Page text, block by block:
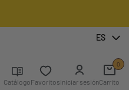
ES
CatálogoFavoritosIniciar sesiónCarrito
0